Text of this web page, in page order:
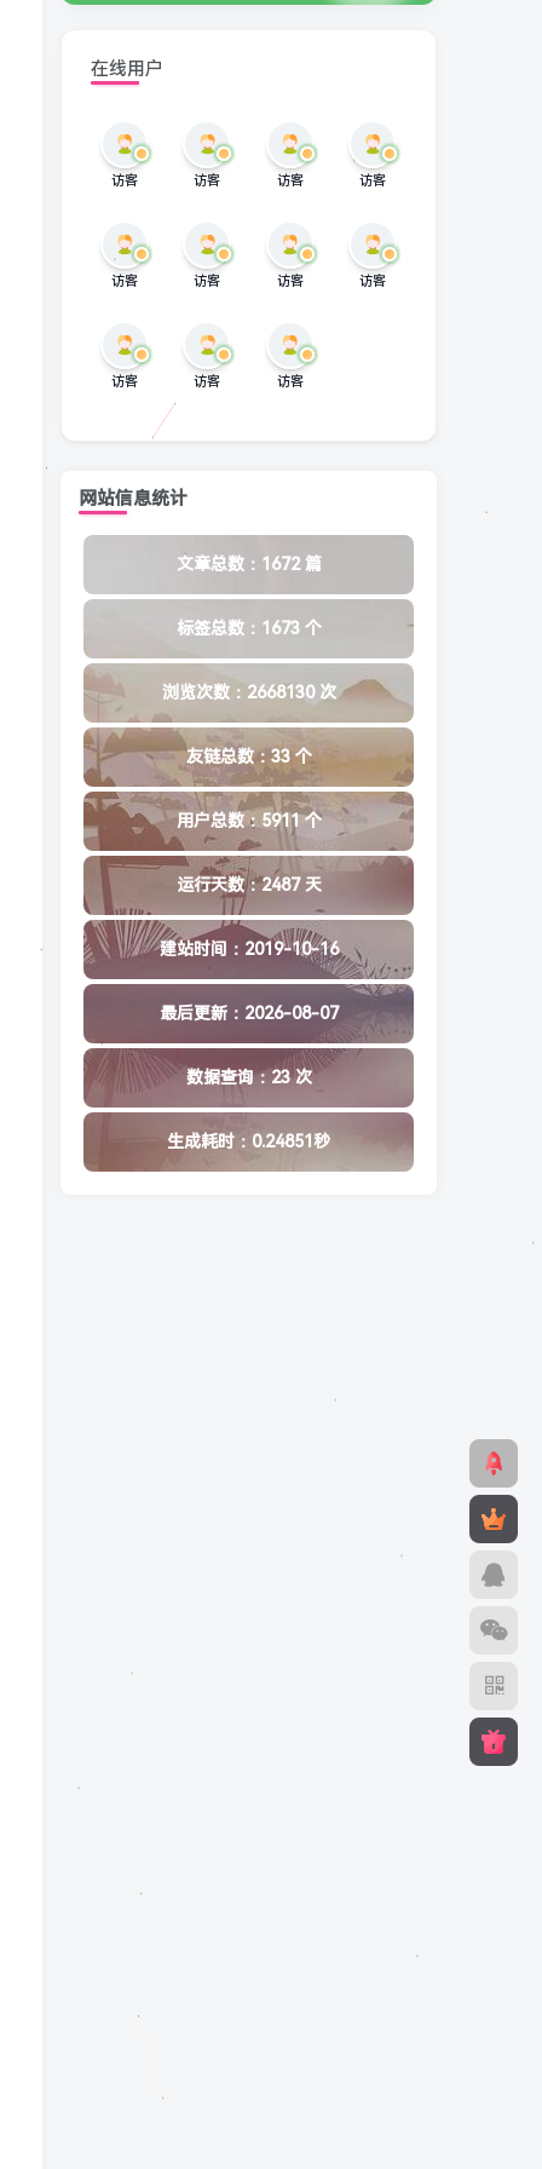
在线用户
访客 访客 访客 访客
访客 访客 访客 访客
访客 访客 访客
网站信息统计
文章总数：1672 篇
标签总数：1673 个
浏览次数：2668130 次
友链总数：33 个
用户总数：5911 个
运行天数：2487 天
建站时间：2019-10-16
最后更新：2026-08-07
数据查询：23 次
生成耗时：0.24851秒